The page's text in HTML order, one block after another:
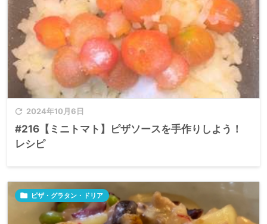
 2024年10月6日
#216【ミニトマト】ピザソースを手作りしよう！
レシピ
 ピザ・グラタン・ドリア